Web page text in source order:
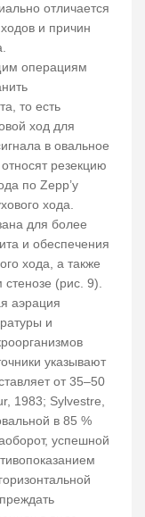
отличается
и причин
операциям
то есть
ход для
в овальное
резекцию
по Zepp’у
хода.
для более
и обеспечения
хода, а также
(рис. 9).
аэрация
и
указывают
от 35–50
1983; Sylvestre,
в 85 %
успешной